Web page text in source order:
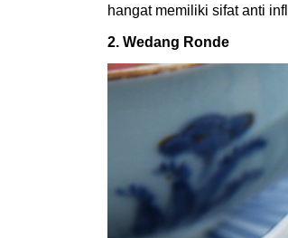
hangat memiliki sifat anti
2. Wedang Ronde